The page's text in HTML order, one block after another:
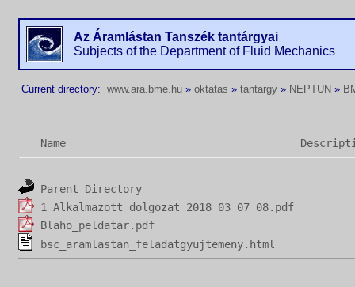
Az Áramlástan Tanszék tantárgyai
Subjects of the Department of Fluid Mechanics
Current directory: www.ara.bme.hu » oktatas » tantargy » NEPTUN »
Name
Parent Directory
1_Alkalmazott dolgozat_2018_03_07_08.pdf
Blaho_peldatar.pdf
bsc_aramlastan_feladatgyujtemeny.html